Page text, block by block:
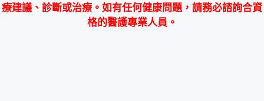
療建議、診斷或治療。如有任何健康問題，請務必諮詢合資
格的醫護專業人員。